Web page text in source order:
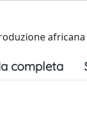
completa